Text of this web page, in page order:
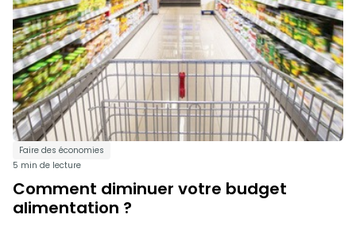
Faire des économies
5 min de lecture
Comment diminuer votre budget
alimentation ?